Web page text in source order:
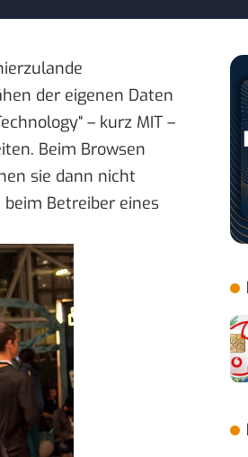
der eigenen Daten
– kurz MIT –
Beim Browsen
sie dann nicht
Betreiber eines